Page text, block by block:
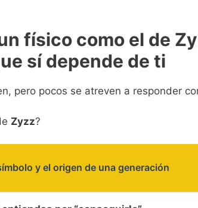
físico como el de
sí depende de ti
pero pocos se atreven a responder
Zyzz?
y el origen de una generación